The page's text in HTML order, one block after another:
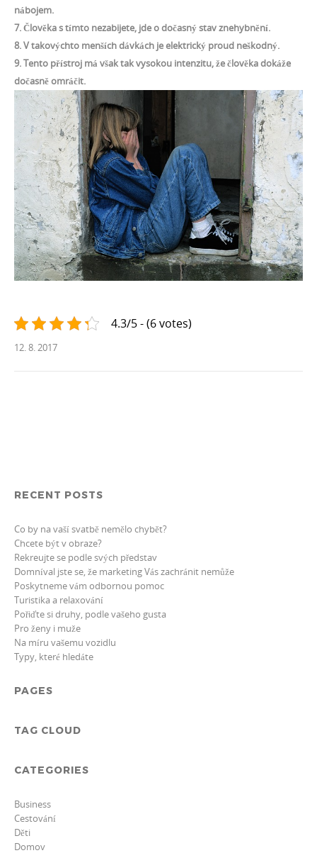
nábojem.
7.Člověka s tímto nezabijete, jde o dočasný stav znehybnění.
8.V takovýchto menších dávkách je elektrický proud neškodný.
9.Tento přístroj má však tak vysokou intenzitu, že člověka dokáže
dočasně omráčit.
4.3/5 - (6 votes)
12. 8. 2017
RECENT POSTS
Co by na vaší svatbě nemělo chybět?
Chcete být v obraze?
Rekreujte se podle svých představ
Domníval jste se, že marketing Vás zachránit nemůže
Poskytneme vám odbornou pomoc
Turistika a relaxování
Pořiďte si druhy, podle vašeho gusta
Pro ženy i muže
Na míru vašemu vozidlu
Typy, které hledáte
PAGES
TAG CLOUD
CATEGORIES
Business
Cestování
Děti
Domov